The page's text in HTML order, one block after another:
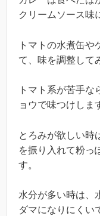
クリームソース味
トマトの水煮缶や
て、味を調整して
トマト系が苦手
ョウで味つけしま
とろみが欲しい時
を振り入れて粉っ
す。
水分が多い時は、
ダマになりにくい